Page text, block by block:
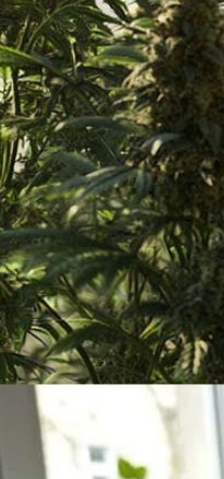
Menü Menü
Shantibaba: Genetik,